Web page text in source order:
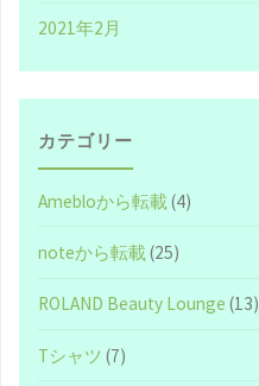
2021年2月
カテゴリー
Amebloから転載(4)
noteから転載(25)
ROLAND Beauty Lounge (13)
Tシャツ (7)